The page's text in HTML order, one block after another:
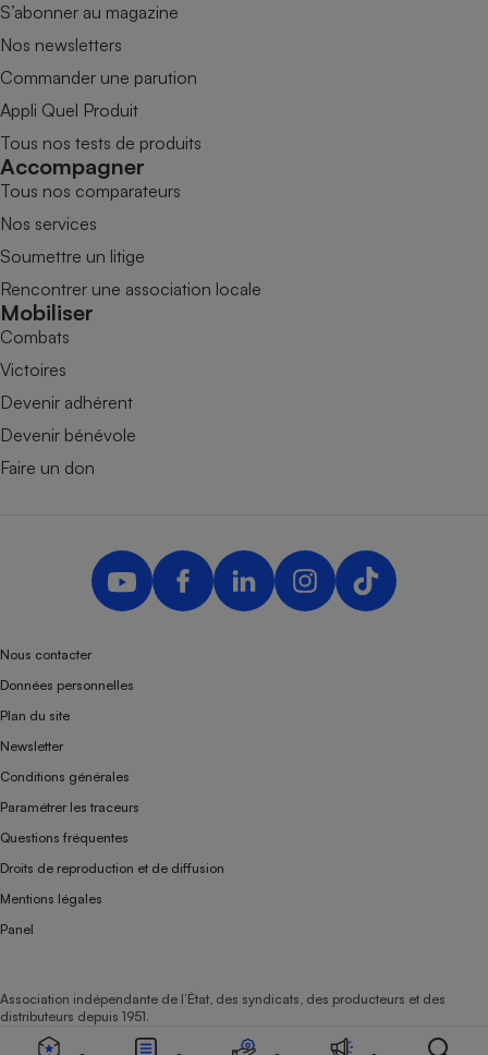
S’abonner au magazine
Nos newsletters
Commander une parution
Appli Quel Produit
Tous nos tests de produits
Accompagner
Tous nos comparateurs
Nos services
Soumettre un litige
Rencontrer une association locale
Mobiliser
Combats
Victoires
Devenir adhérent
Devenir bénévole
Faire un don
Nous contacter
Données personnelles
Plan du site
Newsletter
Conditions générales
Paramétrer les traceurs
Questions fréquentes
Droits de reproduction et de diffusion
Mentions légales
Panel
Association indépendante de l’État, des syndicats, des producteurs et des
distributeurs depuis 1951.